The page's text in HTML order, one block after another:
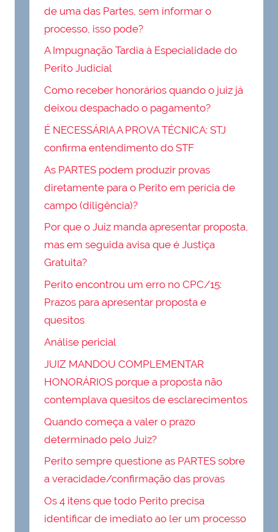
de uma das Partes, sem informar o
processo, isso pode?
A Impugnação Tardia à Especialidade do
Perito Judicial
Como receber honorários quando o juiz já
deixou despachado o pagamento?
É NECESSÁRIA A PROVA TÉCNICA: STJ
confirma entendimento do STF
As PARTES podem produzir provas
diretamente para o Perito em perícia de
campo (diligência)?
Por que o Juiz manda apresentar proposta,
mas em seguida avisa que é Justiça
Gratuita?
Perito encontrou um erro no CPC/15:
Prazos para apresentar proposta e
quesitos
Análise pericial
JUIZ MANDOU COMPLEMENTAR
HONORÁRIOS porque a proposta não
contemplava quesitos de esclarecimentos
Quando começa a valer o prazo
determinado pelo Juiz?
Perito sempre questione as PARTES sobre
a veracidade/confirmação das provas
Os 4 itens que todo Perito precisa
identificar de imediato ao ler um processo